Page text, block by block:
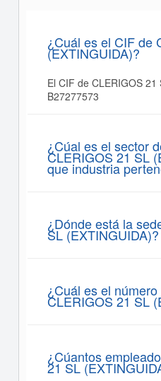
¿Cuál es el CIF de
(EXTINGUIDA)?
El CIF de CLERIGOS
B27277573
¿Cúal es el sector
CLERIGOS 21 SL
que industria
¿Dónde está la
SL (EXTINGUIDA)?
¿Cuál es el
CLERIGOS 21 SL
¿Cúantos
21 SL